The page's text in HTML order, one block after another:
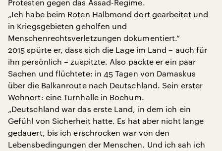
Protesten gegen das Assad-Regime.
„Ich habe beim Roten Halbmond dort gearbeitet und
in Kriegsgebieten geholfen und
Menschenrechtsverletzungen dokumentiert.“
2015 spürte er, dass sich die Lage im Land – auch für
ihn persönlich – zuspitzte. Also packte er ein paar
Sachen und flüchtete: in 45 Tagen von Damaskus
über die Balkanroute nach Deutschland. Sein erster
Wohnort: eine Turnhalle in Bochum.
„Deutschland war das erste Land, in dem ich ein
Gefühl von Sicherheit hatte. Es hat aber nicht lange
gedauert, bis ich erschrocken war von den
Lebensbedingungen der Menschen. Und ich sah ich